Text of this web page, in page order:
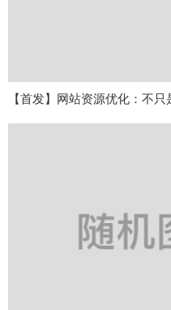
【首发】网站资源优化：不